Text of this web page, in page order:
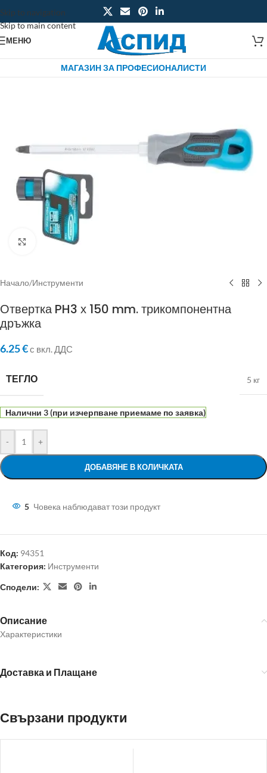
Skip to navigation
Skip to main content
МЕНЮ
МАГАЗИН ЗА ПРОФЕСИОНАЛИСТИ
Click to enlarge
Начало/Инструменти
Отвертка PH3 х 150 mm. трикомпонентна
дръжка
6.25€с вкл. ДДС
ТЕГЛО 5 кг
Налични 3 (при изчерпване приемаме по заявка)
- +
ДОБАВЯНЕ В КОЛИЧКАТА
5 Човека наблюдават този продукт
Код: 94351
Категория: Инструменти
Сподели:
Описание
Характеристики
Доставка и Плащане
Свързани продукти